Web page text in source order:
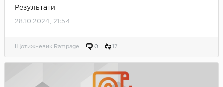
Результати
28.10.2024, 21:54
Щотижневик Rampage 0 17